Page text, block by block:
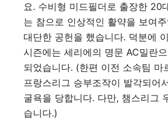
요. 수비형 미드필더로 출장한 20
는 참으로 인상적인 활약을 보여
대단한 공헌을 했습니다. 덕분에
시즌에는 세리에의 명문 AC밀란
되었습니다. (한편 이전 소속팀 마
프랑스리그 승부조작이 발각되어
굴욕을 당합니다. 다만, 챔스리그
습니다.)